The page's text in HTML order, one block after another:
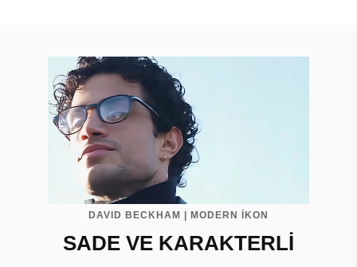
DAVID BECKHAM | MODERN İKON
SADE VE KARAKTERLİ